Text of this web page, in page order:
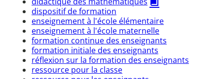
dispositif de formation
enseignement à l'école élémentaire
enseignement à l'école maternelle
formation continue des enseignants
formation initiale des enseignants
réflexion sur la formation des enseignants
ressource pour la classe